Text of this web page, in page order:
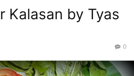
Kalasan by Tyas
0